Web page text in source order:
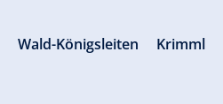
Wald-Königsleiten Krimml